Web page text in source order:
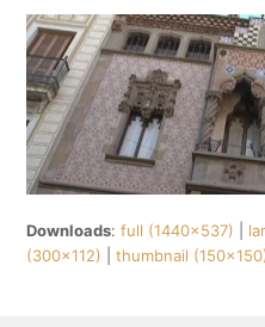
Downloads:full (1440x537)
(300x112) |thumbnail